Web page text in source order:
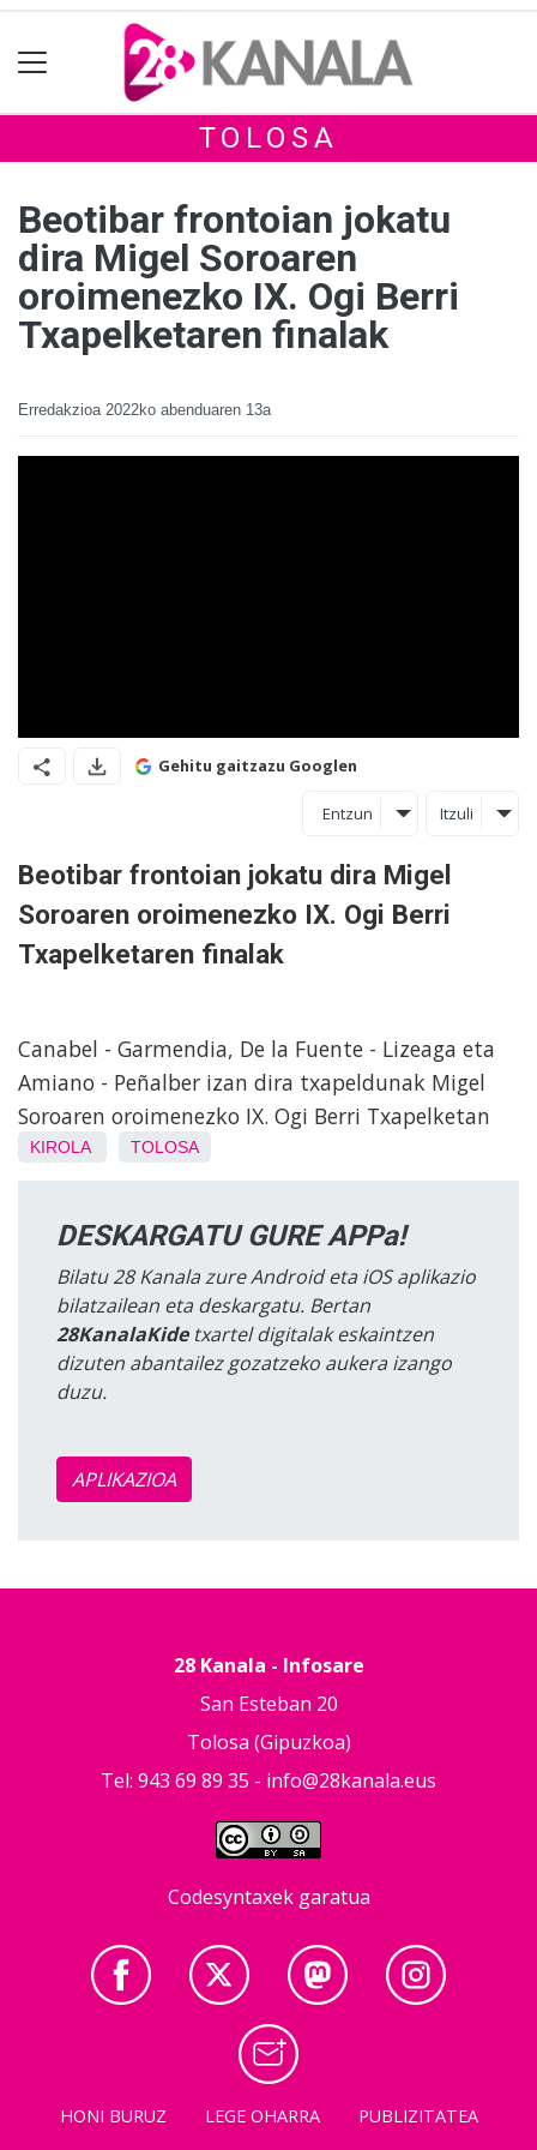
TOLOSA
Beotibar frontoian jokatu
dira Migel Soroaren
oroimenezko IX. Ogi Berri
Txapelketaren finalak
Erredakzioa 2022ko abenduaren 13a
Gehitu gaitzazu Googlen
Entzun Itzuli
Beotibar frontoian jokatu dira Migel
Soroaren oroimenezko IX. Ogi Berri
Txapelketaren finalak
Canabel - Garmendia, De la Fuente - Lizeaga eta
Amiano - Peñalber izan dira txapeldunak Migel
Soroaren oroimenezko IX. Ogi Berri Txapelketan
KIROLA TOLOSA
DESKARGATU GURE APPa!
Bilatu 28 Kanala zure Android eta iOS aplikazio
bilatzailean eta deskargatu. Bertan
28KanalaKidetxartel digitalak eskaintzen
dizuten abantailez gozatzeko aukera izango
duzu.
APLIKAZIOA
28 Kanala - Infosare
San Esteban 20
Tolosa (Gipuzkoa)
Tel: 943 69 89 35 - info@28kanala.eus
Codesyntaxek garatua
HONI BURUZ LEGE OHARRA PUBLIZITATEA